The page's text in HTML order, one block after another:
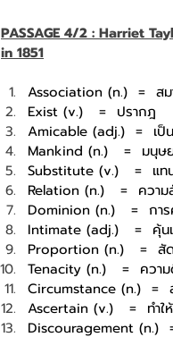
PASSAGE 4/2 : Harriet
in 1851
Association (n.) = ส
Exist (v.)
= ปรากฎ
Amicable (adj.) = เป็
Mankind (n.)
= มนุษ
Substitute (v.)
= แท
Relation (n.)
= ควา
Dominion (n.)
= กา
Intimate (adj.)
= คุ้น
Proportion (n.)
= สั
Tenacity (n.)
= ควา
Circumstance (n.) =
Ascertain (v.)
= ทำ
Discouragement (n.)